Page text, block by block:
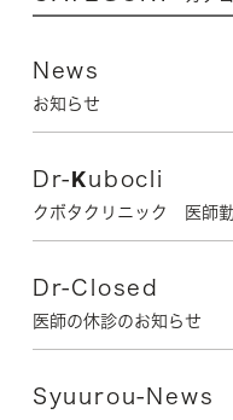
News
お知らせ
Dr-Kubocli
クボタクリニック 医師
Dr-Closed
医師の休診のお知らせ
Syuurou-News